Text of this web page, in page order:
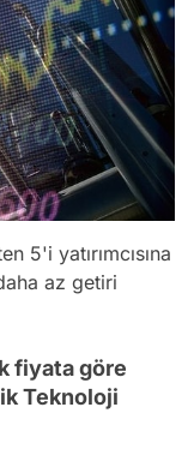
5'i yatırımcısına
az getiri
fiyata göre
Teknoloji